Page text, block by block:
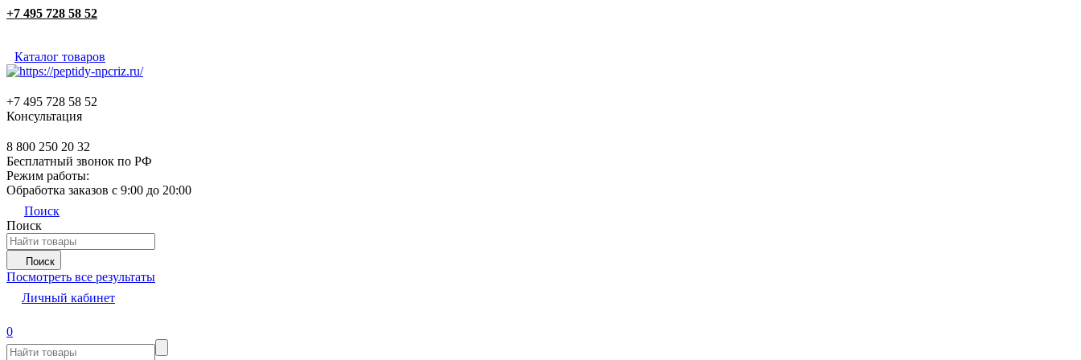
+7 495 728 58 52
Каталог товаров
+7 495 728 58 52
Консультация
8 800 250 20 32
Бесплатный звонок по РФ
Режим работы:
Обработка заказов с 9:00 до 20:00
Поиск
Поиск
Поиск
Посмотреть все результаты
Личный кабинет
0